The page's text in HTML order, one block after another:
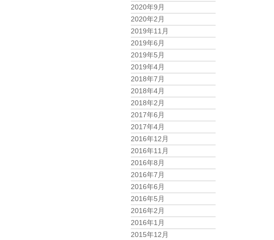
2020年9月
2020年2月
2019年11月
2019年6月
2019年5月
2019年4月
2018年7月
2018年4月
2018年2月
2017年6月
2017年4月
2016年12月
2016年11月
2016年8月
2016年7月
2016年6月
2016年5月
2016年2月
2016年1月
2015年12月